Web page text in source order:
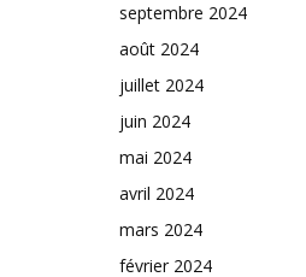
septembre 2024
août 2024
juillet 2024
juin 2024
mai 2024
avril 2024
mars 2024
février 2024